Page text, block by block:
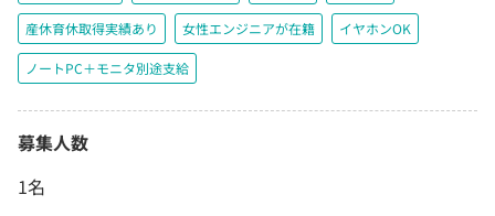
産休育休取得実績あり 女性エンジニアが在籍 イヤホンOK
ノートPC＋モニタ別途支給
募集人数
1名